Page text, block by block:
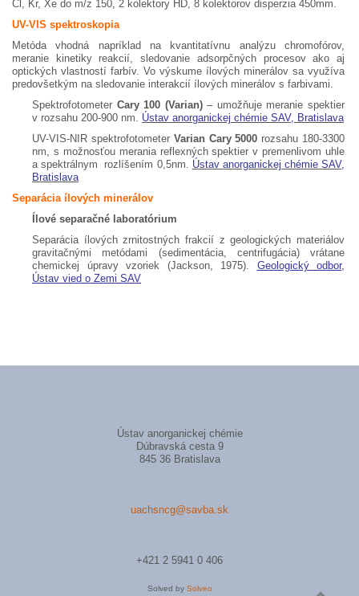
Cl, Kr, Xe do m/z 150, 2 kolektory HD, 8 kolektorov disperzia 450mm.
UV-VIS spektroskopia
Metóda vhodná napríklad na kvantitatívnu analýzu chromofórov,
meranie kinetiky reakcií, sledovanie adsorpčných procesov ako aj
optických vlastností farbív. Vo výskume ílových minerálov sa využíva
predovšetkým na sledovanie interakcií ílových minerálov s farbivami.
Spektrofotometer Cary 100 (Varian)– umožňuje meranie spektier
v rozsahu 200-900 nm. Ústav anorganickej chémie SAV, Bratislava
UV-VIS-NIR spektrofotometer Varian Cary 5000 rozsahu 180-3300
nm, s možnosťou merania reflexných spektier v premenlivom uhle
a spektrálnym rozlíšením 0,5nm. Ústav anorganickej chémie SAV,
Bratislava
Separácia ílových minerálov
Ílové separačné laboratórium
Separácia ílových zrnitostných frakcií z geologických materiálov
gravitačnými metódami (sedimentácia, centrifugácia) vrátane
chemickej úpravy vzoriek (Jackson, 1975). Geologický odbor,
Ústav vied o Zemi SAV
Ústav anorganickej chémie
Dúbravská cesta 9
845 36 Bratislava
uachsncg@savba.sk
+421 2 5941 0 406
Solved by Solveo